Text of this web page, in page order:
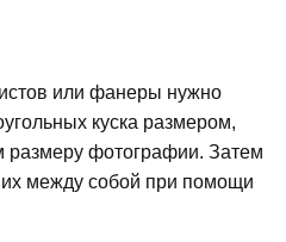
или фанеры нужно
куска размером,
размеру фотографии. Затем
между собой при помощи